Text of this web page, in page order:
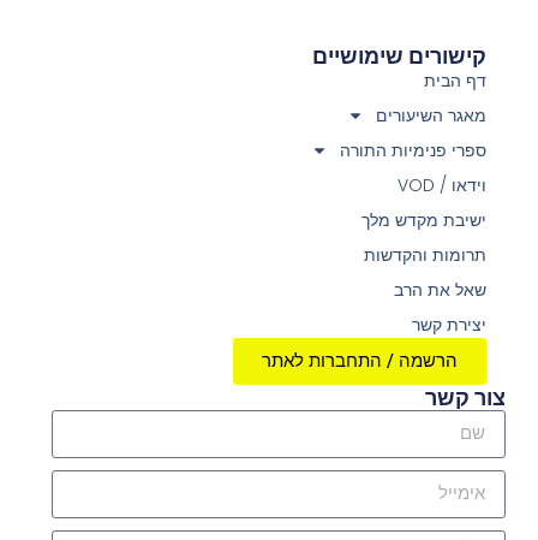
קישורים שימושיים
דף הבית
מאגר השיעורים
ספרי פנימיות התורה
וידאו / VOD
ישיבת מקדש מלך
תרומות והקדשות
שאל את הרב
יצירת קשר
הרשמה / התחברות לאתר
צור קשר